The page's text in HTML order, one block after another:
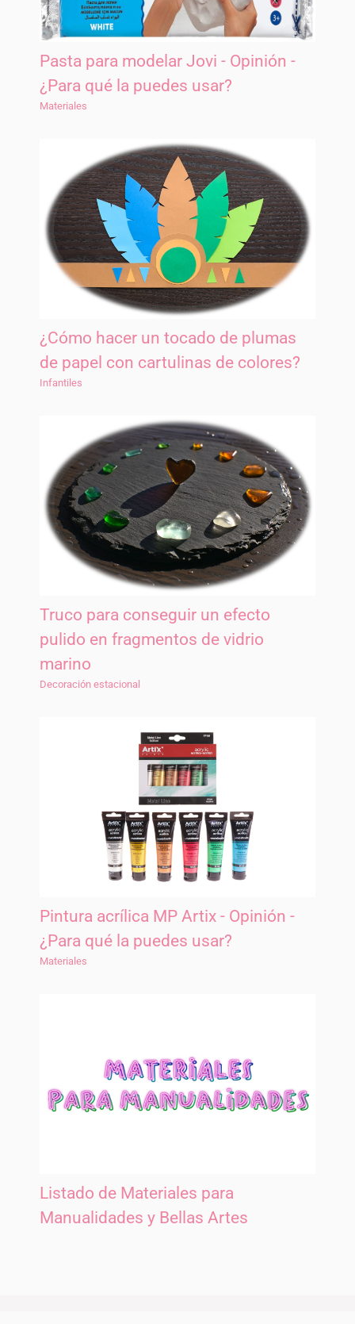
Pasta para modelar Jovi - Opinión -
¿Para qué la puedes usar?
Materiales
¿Cómo hacer un tocado de plumas
de papel con cartulinas de colores?
Infantiles
Truco para conseguir un efecto
pulido en fragmentos de vidrio
marino
Decoración estacional
Pintura acrílica MP Artix - Opinión -
¿Para qué la puedes usar?
Materiales
Listado de Materiales para
Manualidades y Bellas Artes